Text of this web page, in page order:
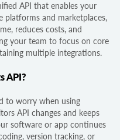
API that enables your
platforms and marketplaces,
reduces costs, and
your team to focus on core
multiple integrations.
API?
to worry when using
API changes and keeps
software or app continues
version tracking, or